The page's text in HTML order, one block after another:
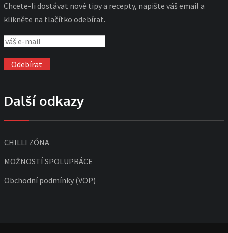
Chcete-li dostávat nové tipy a recepty, napište váš email a
klikněte na tlačítko odebírat.
Další odkazy
CHILLI ZÓNA
MOŽNOSTÍ SPOLUPRÁCE
Obchodní podmínky (VOP)